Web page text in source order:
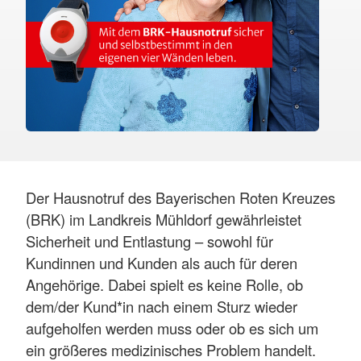
Der Hausnotruf des Bayerischen Roten Kreuzes
(BRK) im Landkreis Mühldorf gewährleistet
Sicherheit und Entlastung – sowohl für
Kundinnen und Kunden als auch für deren
Angehörige. Dabei spielt es keine Rolle, ob
dem/der Kund*in nach einem Sturz wieder
aufgeholfen werden muss oder ob es sich um
ein größeres medizinisches Problem handelt.